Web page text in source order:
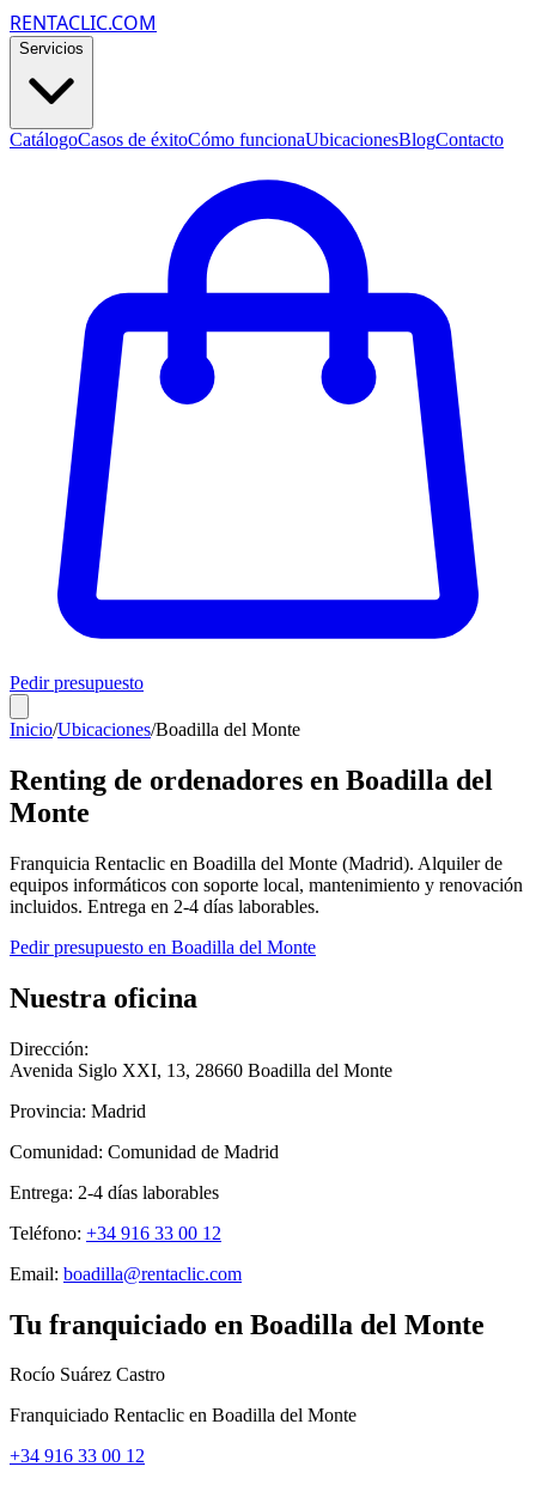
RENTACLIC.COM
Servicios
CatálogoCasos de éxitoCómo funcionaUbicacionesBlogContacto
Pedir presupuesto
Inicio/Ubicaciones/Boadilla del Monte
Renting de ordenadores en Boadilla del
Monte
Franquicia Rentaclic en Boadilla del Monte (Madrid). Alquiler de
equipos informáticos con soporte local, mantenimiento y renovación
incluidos. Entrega en 2-4 días laborables.
Pedir presupuesto en Boadilla del Monte
Nuestra oficina
Dirección:
Avenida Siglo XXI, 13, 28660 Boadilla del Monte
Provincia: Madrid
Comunidad: Comunidad de Madrid
Entrega: 2-4 días laborables
Teléfono: +34 916 33 00 12
Email: boadilla@rentaclic.com
Tu franquiciado en Boadilla del Monte
Rocío Suárez Castro
Franquiciado Rentaclic en Boadilla del Monte
+34 916 33 00 12